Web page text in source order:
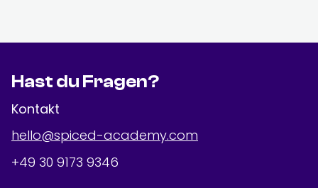
Hast du Fragen?
Kontakt
hello@spiced-academy.com
+49 30 9173 9346